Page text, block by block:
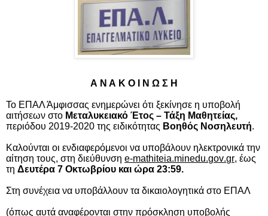
Α Ν Α Κ Ο Ι Ν Ω Σ Η
Το ΕΠΑΛ Άμφισσας ενημερώνει ότι ξεκίνησε η υποβολή
αιτήσεων στο Μεταλυκειακό Έτος – Τάξη Μαθητείας,
περιόδου 2019-2020 της ειδικότητας Βοηθός Νοσηλευτή.
Καλούνται οι ενδιαφερόμενοι να υποβάλουν ηλεκτρονικά την
αίτηση τους, στη διεύθυνση e-mathiteia.minedu.gov.gr, έως
τη Δευτέρα 7 Οκτωβρίου και ώρα 23:59.
Στη συνέχεια να υποβάλλουν τα δικαιολογητικά στο ΕΠΑΛ
(όπως αυτά αναφέρονται στην πρόσκληση υποβολής